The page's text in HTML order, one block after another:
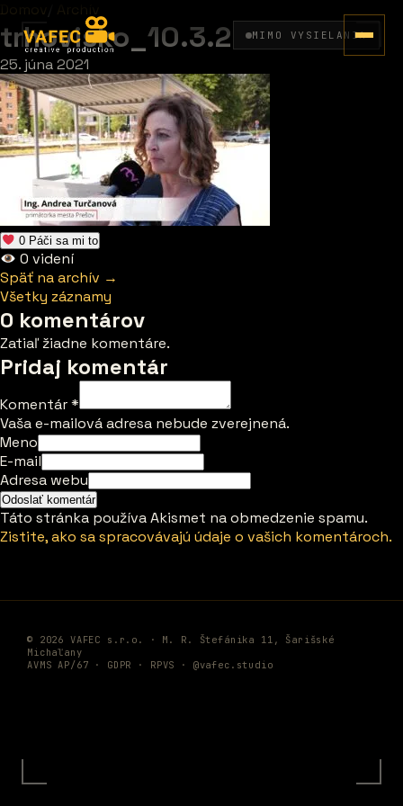
MIMO VYSIELANIA
Domov Archív
trhovisko_10.3.2
25. júna 2021
0 Páči sa mi to
0 videní
Späť na archív →
Všetky záznamy
0 komentárov
Zatiaľ žiadne komentáre.
Pridaj komentár
Komentár*
Vaša e-mailová adresa nebude zverejnená.
Meno
E-mail
Adresa webu
Táto stránka používa Akismet na obmedzenie spamu.
Zistite, ako sa spracovávajú údaje o vašich komentároch.
© 2026 VAFEC s.r.o. · M. R. Štefánika 11, Šarišské
Michaľany
AVMS AP/67 · GDPR · RPVS · @vafec.studio